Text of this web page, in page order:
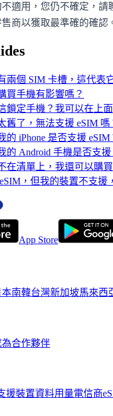
適用，您仍不確定，請
商以獲取最準確的確認
兩個 SIM 卡槽，這代表
買手機有影響嗎？
鎖定手機？我可以在上
舊了，無法支援 eSIM 嗎
的 iPhone 是否支援 eSIM
的 Android 手機是否支援
在清單上，我還可以購買
，但我的裝置不支援
App Store
本南韓台灣新加坡馬來西
為合作夥伴
援裝置資料用量電信商